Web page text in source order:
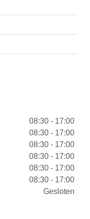
08:30 - 17:00
08:30 - 17:00
08:30 - 17:00
08:30 - 17:00
08:30 - 17:00
08:30 - 17:00
Gesloten